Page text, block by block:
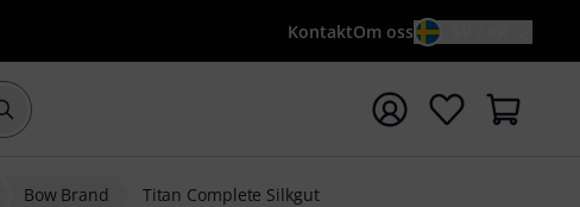
KontaktOm oss
Börja sökningen med söktermen {searchTerm}
Bow Brand Titan Complete Silkgut